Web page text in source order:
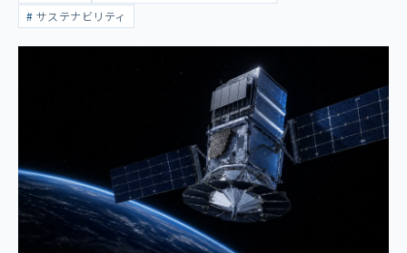
サステナビリティ